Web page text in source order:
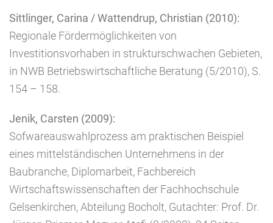
Sittlinger, Carina / Wattendrup, Christian (2010):
Regionale Fördermöglichkeiten von
Investitionsvorhaben in strukturschwachen Gebieten,
in NWB Betriebswirtschaftliche Beratung (5/2010), S.
154 – 158.
Jenik, Carsten (2009):
Sofwareauswahlprozess am praktischen Beispiel
eines mittelständischen Unternehmens in der
Baubranche, Diplomarbeit, Fachbereich
Wirtschaftswissenschaften der Fachhochschule
Gelsenkirchen, Abteilung Bocholt, Gutachter: Prof. Dr.